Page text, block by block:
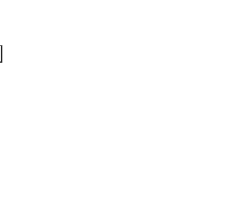
saludables